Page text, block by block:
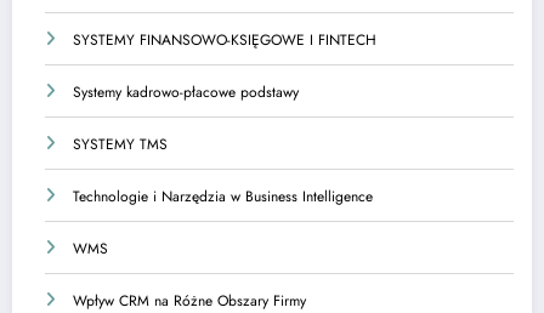
SYSTEMY FINANSOWO-KSIĘGOWE I FINTECH
Systemy kadrowo-płacowe podstawy
SYSTEMY TMS
Technologie i Narzędzia w Business Intelligence
WMS
Wpływ CRM na Różne Obszary Firmy